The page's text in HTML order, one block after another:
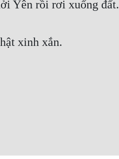
Yên rồi rơi xuống đất.
xinh xắn.